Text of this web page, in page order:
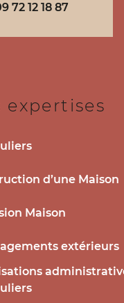
72 12 18 87
expertises
d’une Maison
Maison
extérieurs